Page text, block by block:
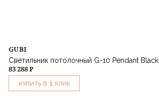
GUBI
Светильник потолочный G-10 Pendant Black
83 288 ₽
КУПИТЬ В 1 КЛИК